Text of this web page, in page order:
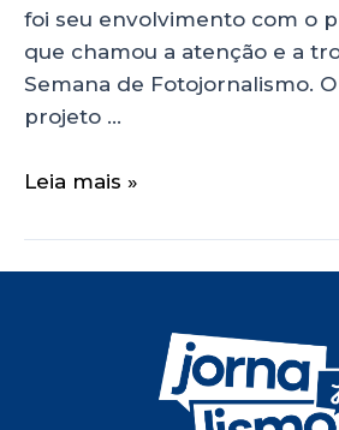
foi seu envolvimento com o
que chamou a atenção e a
Semana de Fotojornalismo.
projeto …
Leia mais »